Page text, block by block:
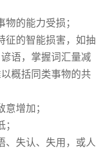
的能力受损；
征的智能损害，如抽
语，掌握词汇量减
概括同类事物的共
增加；
、失认、失用，或人